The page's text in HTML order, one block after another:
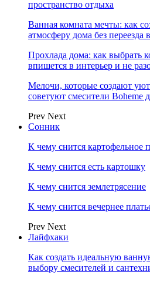
пространство отдыха
Ванная комната мечты: как
атмосферу дома без переезда
Прохлада дома: как выбрать
впишется в интерьер и не
Мелочи, которые создают
советуют смесители
Prev Next
Сонник
К чему снится картофельное
К чему снится есть картошку
К чему снится землетрясение
К чему снится вечернее
Prev Next
Лайфхаки
Как создать идеальную
выбору смесителей и